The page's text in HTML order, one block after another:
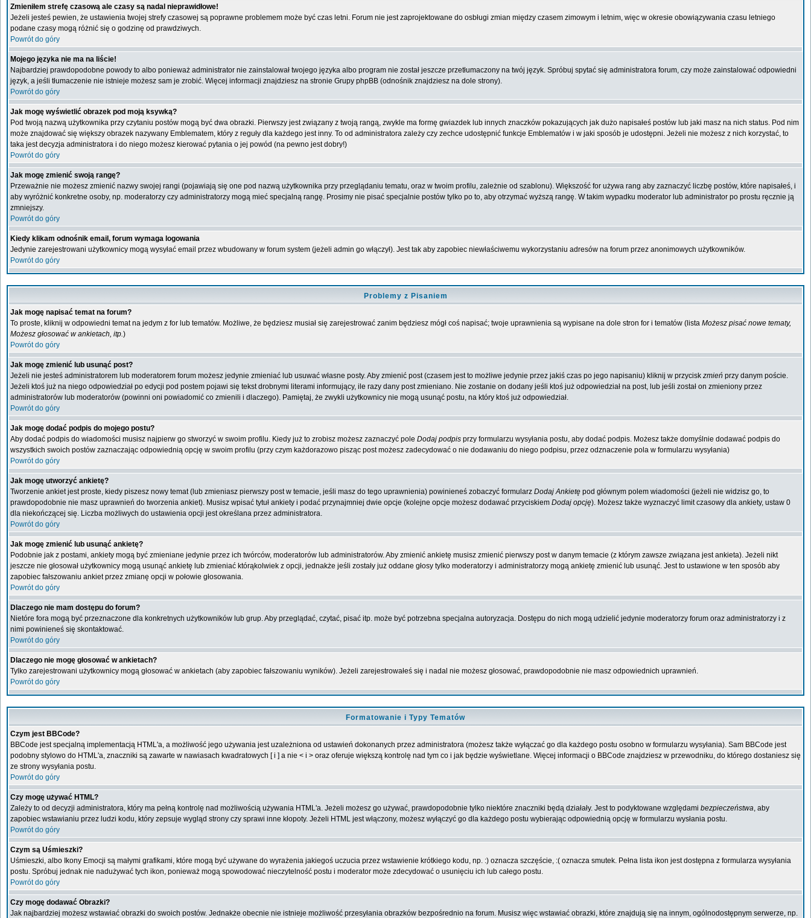
Zmieniłem strefę czasową ale czasy są nadal nieprawidłowe!
Jeżeli jesteś pewien, że ustawienia twojej strefy czasowej są poprawne problemem może być czas letni. Forum nie jest zaprojektowane do osbługi zmian między czasem zimowym i letnim, więc w okresie obowiązywania czasu letniego
podane czasy mogą różnić się o godzinę od prawdziwych.
Powrót do góry
Mojego języka nie ma na liście!
Najbardziej prawdopodobne powody to albo ponieważ administrator nie zainstalował twojego języka albo program nie został jeszcze przetłumaczony na twój język. Spróbuj spytać się administratora forum, czy może zainstalować odpowiedni
język, a jeśli tłumaczenie nie istnieje możesz sam je zrobić. Więcej informacji znajdziesz na stronie Grupy phpBB (odnośnik znajdziesz na dole strony).
Powrót do góry
Jak mogę wyświetlić obrazek pod moją ksywką?
Pod twoją nazwą użytkownika przy czytaniu postów mogą być dwa obrazki. Pierwszy jest związany z twoją rangą, zwykle ma formę gwiazdek lub innych znaczków pokazujących jak dużo napisałeś postów lub jaki masz na nich status. Pod nim
może znajdować się większy obrazek nazywany Emblematem, który z reguły dla każdego jest inny. To od administratora zależy czy zechce udostępnić funkcje Emblematów i w jaki sposób je udostępni. Jeżeli nie możesz z nich korzystać, to
taka jest decyzja administratora i do niego możesz kierować pytania o jej powód (na pewno jest dobry!)
Powrót do góry
Jak mogę zmienić swoją rangę?
Przeważnie nie możesz zmienić nazwy swojej rangi (pojawiają się one pod nazwą użytkownika przy przeglądaniu tematu, oraz w twoim profilu, zależnie od szablonu). Większość for używa rang aby zaznaczyć liczbę postów, które napisałeś, i
aby wyróżnić konkretne osoby, np. moderatorzy czy administratorzy mogą mieć specjalną rangę. Prosimy nie pisać specjalnie postów tylko po to, aby otrzymać wyższą rangę. W takim wypadku moderator lub administrator po prostu ręcznie ją
zmniejszy.
Powrót do góry
Kiedy klikam odnośnik email, forum wymaga logowania
Jedynie zarejestrowani użytkownicy mogą wysyłać email przez wbudowany w forum system (jeżeli admin go włączył). Jest tak aby zapobiec niewłaściwemu wykorzystaniu adresów na forum przez anonimowych użytkowników.
Powrót do góry
Problemy z Pisaniem
Jak mogę napisać temat na forum?
To proste, kliknij w odpowiedni temat na jedym z for lub tematów. Możliwe, że będziesz musiał się zarejestrować zanim będziesz mógł coś napisać; twoje uprawnienia są wypisane na dole stron for i tematów (lista Możesz pisać nowe tematy,
Możesz głosować w ankietach, itp.)
Powrót do góry
Jak mogę zmienić lub usunąć post?
Jeżeli nie jesteś administratorem lub moderatorem forum możesz jedynie zmieniać lub usuwać własne posty. Aby zmienić post (czasem jest to możliwe jedynie przez jakiś czas po jego napisaniu) kliknij w przycisk zmień przy danym poście.
Jeżeli ktoś już na niego odpowiedział po edycji pod postem pojawi się tekst drobnymi literami informujący, ile razy dany post zmieniano. Nie zostanie on dodany jeśli ktoś już odpowiedział na post, lub jeśli został on zmieniony przez
administratorów lub moderatorów (powinni oni powiadomić co zmienili i dlaczego). Pamiętaj, że zwykli użytkownicy nie mogą usunąć postu, na który ktoś już odpowiedział.
Powrót do góry
Jak mogę dodać podpis do mojego postu?
Aby dodać podpis do wiadomości musisz najpierw go stworzyć w swoim profilu. Kiedy już to zrobisz możesz zaznaczyć pole Dodaj podpis przy formularzu wysyłania postu, aby dodać podpis. Możesz także domyślnie dodawać podpis do
wszystkich swoich postów zaznaczając odpowiednią opcję w swoim profilu (przy czym każdorazowo pisząc post możesz zadecydować o nie dodawaniu do niego podpisu, przez odznaczenie pola w formularzu wysyłania)
Powrót do góry
Jak mogę utworzyć ankietę?
Tworzenie ankiet jest proste, kiedy piszesz nowy temat (lub zmieniasz pierwszy post w temacie, jeśli masz do tego uprawnienia) powinieneś zobaczyć formularz Dodaj Ankietę pod głównym polem wiadomości (jeżeli nie widzisz go, to
prawdopodobnie nie masz uprawnień do tworzenia ankiet). Musisz wpisać tytuł ankiety i podać przynajmniej dwie opcje (kolejne opcje możesz dodawać przyciskiem Dodaj opcję). Możesz także wyznaczyć limit czasowy dla ankiety, ustaw 0
dla niekończącej się. Liczba możliwych do ustawienia opcji jest określana przez administratora.
Powrót do góry
Jak mogę zmienić lub usunąć ankietę?
Podobnie jak z postami, ankiety mogą być zmieniane jedynie przez ich twórców, moderatorów lub administratorów. Aby zmienić ankietę musisz zmienić pierwszy post w danym temacie (z którym zawsze związana jest ankieta). Jeżeli nikt
jeszcze nie głosował użytkownicy mogą usunąć ankietę lub zmieniać którąkolwiek z opcji, jednakże jeśli zostały już oddane głosy tylko moderatorzy i administratorzy mogą ankietę zmienić lub usunąć. Jest to ustawione w ten sposób aby
zapobiec fałszowaniu ankiet przez zmianę opcji w połowie głosowania.
Powrót do góry
Dlaczego nie mam dostępu do forum?
Nietóre fora mogą być przeznaczone dla konkretnych użytkowników lub grup. Aby przeglądać, czytać, pisać itp. może być potrzebna specjalna autoryzacja. Dostępu do nich mogą udzielić jedynie moderatorzy forum oraz administratorzy i z
nimi powinieneś się skontaktować.
Powrót do góry
Dlaczego nie mogę głosować w ankietach?
Tylko zarejestrowani użytkownicy mogą głosować w ankietach (aby zapobiec fałszowaniu wyników). Jeżeli zarejestrowałeś się i nadal nie możesz głosować, prawdopodobnie nie masz odpowiednich uprawnień.
Powrót do góry
Formatowanie i Typy Tematów
Czym jest BBCode?
BBCode jest specjalną implementacją HTML'a, a możliwość jego używania jest uzależniona od ustawień dokonanych przez administratora (możesz także wyłączać go dla każdego postu osobno w formularzu wysyłania). Sam BBCode jest
podobny stylowo do HTML'a, znaczniki są zawarte w nawiasach kwadratowych [ i ] a nie < i > oraz oferuje większą kontrolę nad tym co i jak będzie wyświetlane. Więcej informacji o BBCode znajdziesz w przewodniku, do którego dostaniesz się
ze strony wysyłania postu.
Powrót do góry
Czy mogę używać HTML?
Zależy to od decyzji administratora, który ma pełną kontrolę nad możliwością używania HTML'a. Jeżeli możesz go używać, prawdopodobnie tylko niektóre znaczniki będą działały. Jest to podyktowane względami bezpieczeństwa, aby
zapobiec wstawianiu przez ludzi kodu, który zepsuje wygląd strony czy sprawi inne kłopoty. Jeżeli HTML jest włączony, możesz wyłączyć go dla każdego postu wybierając odpowiednią opcję w formularzu wysłania postu.
Powrót do góry
Czym są Uśmieszki?
Uśmieszki, albo Ikony Emocji są małymi grafikami, które mogą być używane do wyrażenia jakiegoś uczucia przez wstawienie krótkiego kodu, np. :) oznacza szczęście, :( oznacza smutek. Pełna lista ikon jest dostępna z formularza wysyłania
postu. Spróbuj jednak nie nadużywać tych ikon, ponieważ mogą spowodować nieczytelność postu i moderator może zdecydować o usunięciu ich lub całego postu.
Powrót do góry
Czy mogę dodawać Obrazki?
Jak najbardziej możesz wstawiać obrazki do swoich postów. Jednakże obecnie nie istnieje możliwość przesyłania obrazków bezpośrednio na forum. Musisz więc wstawiać obrazki, które znajdują się na innym, ogólnodostępnym serwerze, np.